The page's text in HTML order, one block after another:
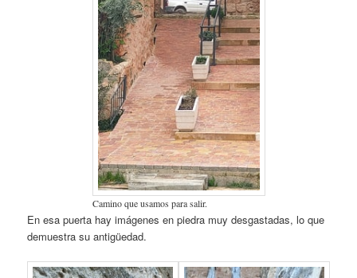
Camino que usamos para salir.
En esa puerta hay imágenes en piedra muy desgastadas, lo que
demuestra su antigüedad.